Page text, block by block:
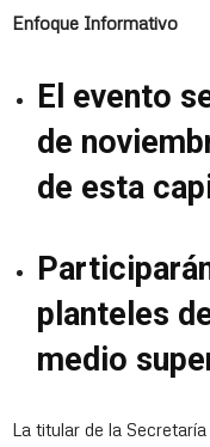
Enfoque Informativo
El evento
de
de esta
planteles
medio
La titular de la